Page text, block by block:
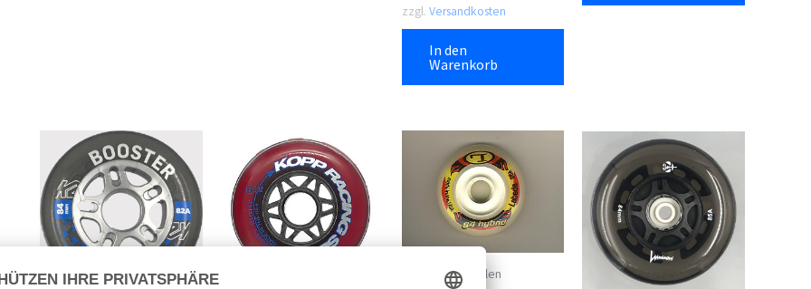
zzgl. Versandkosten
In den
Warenkorb
84mm Inline Rollen